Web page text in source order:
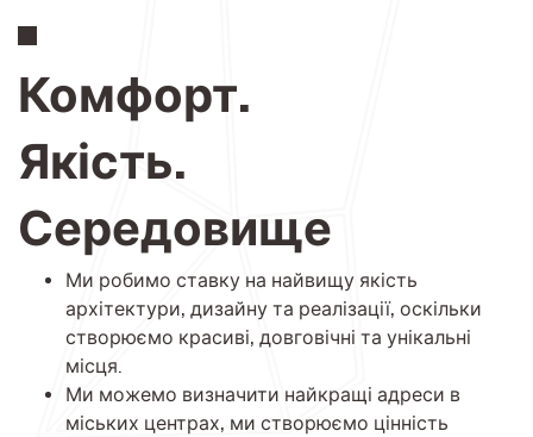
Комфорт.
Якість.
Середовище
Ми робимо ставку на найвищу якість
архітектури, дизайну та реалізації, оскільки
створюємо красиві, довговічні та унікальні
місця.
Ми можемо визначити найкращі адреси в
міських центрах, ми створюємо цінність